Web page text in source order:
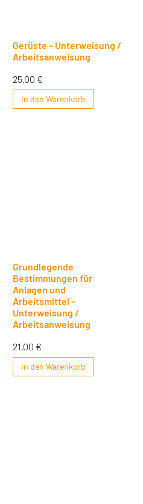
Gerüste – Unterweisung /
Arbeitsanweisung
25,00 €
In den Warenkorb
Grundlegende
Bestimmungen für
Anlagen und
Arbeitsmittel –
Unterweisung /
Arbeitsanweisung
21,00 €
In den Warenkorb